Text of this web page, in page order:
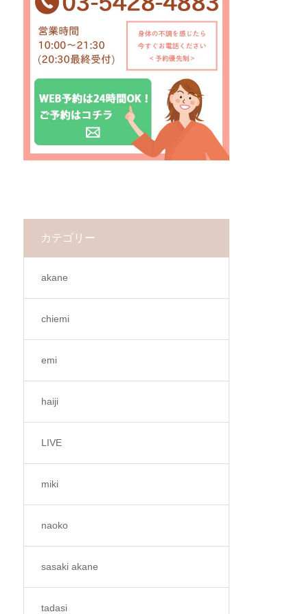
カテゴリー
akane
chiemi
emi
haiji
LIVE
miki
naoko
sasaki akane
tadasi